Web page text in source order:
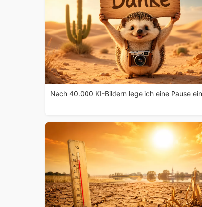
Nach 40.000 KI-Bildern lege ich eine Pause ein